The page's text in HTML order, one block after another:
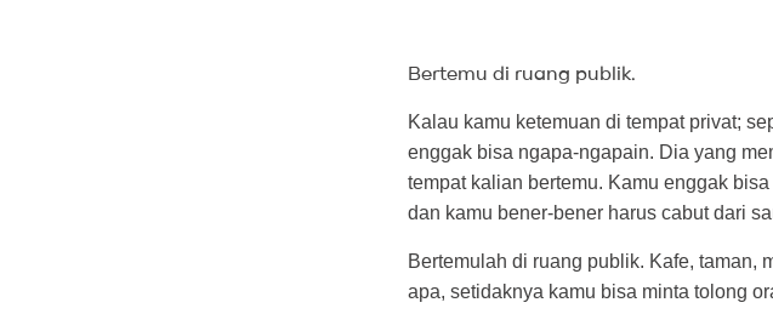
Bertemu di ruang publik.
Kalau kamu ketemuan di tempat privat;
enggak bisa ngapa-ngapain. Dia yang
tempat kalian bertemu. Kamu enggak
dan kamu bener-bener harus cabut dari
Bertemulah di ruang publik. Kafe, taman,
apa, setidaknya kamu bisa minta tolong